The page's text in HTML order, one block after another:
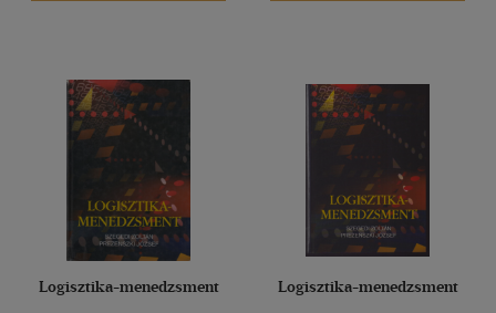
Logisztika-menedzsment Logisztika-menedzsment